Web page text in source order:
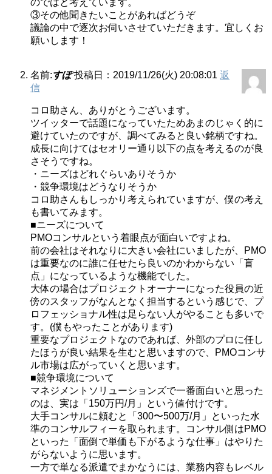
のではと考えています。
③その他聞きたいことがあればどうぞ
議論の中で逐次お伺いさせていただきます。宜しくお
願いします！
名前:すぽ 投稿日：2019/11/26(火) 20:08:01 返
信
コロ助さん、ありがとうございます。
ツイッターで話題になっていたためあまのじゃく的に
避けていたのですが、調べてみると良い銘柄ですね。
成長に向けてはセオリー通り以下の点を考えるのが良
さそうですね。
・ニーズはどれぐらいありそうか
・競争環境はどうなりそうか
コロ助さんもしっかり考えられていますが、僕の考え
も書いてみます。
■ニーズについて
PMOコンサルという着眼点が面白いですよね。
前の会社はそれなりに大きい会社にいましたが、PMO
は重要なのに誰に任せたら良いのかわからない「盲
点」になっているような機能でした。
大体の場合はプロジェクトオーナーになった役員の近
傍のスタッフがなんとなく担当するという感じで、プ
ロフェッショナル性は足らない人がやることも多いで
す。(僕もやったことがあります)
重要なプロジェクトなのであれば、外部のプロに任し
たほうが良い結果を生むと思いますので、PMOコンサ
ル市場は広がっていくと思います。
■競争環境について
マネジメントソリューションズで一番面白いと思った
のは、実は「150万円/月」という値付けです。
大手コンサルに頼むと「300〜500万/月」といった水
準のコンサルフィーを取られます。コンサル側はPMO
といった「面倒で単価も下がるような仕事」はやりた
がらないように思います。
一方で単なる派遣でまかなうには、業務内容もレベル